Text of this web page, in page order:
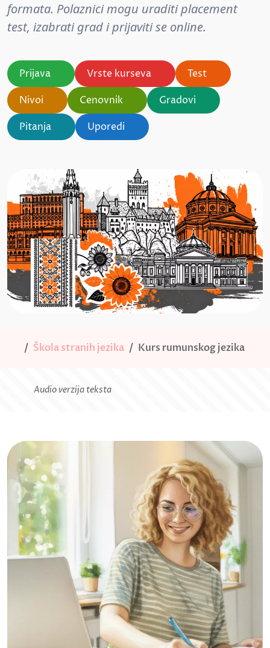
formata. Polaznici mogu uraditi placement
test, izabrati grad i prijaviti se online.
Prijava Vrste kurseva
Test
Nivoi
Cenovnik
Gradovi
Pitanja
Uporedi
Škola stranih jezika Kurs rumunskog jezika
Audio verzija teksta